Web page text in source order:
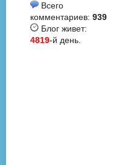
Всего
комментариев: 939
Блог живет:
4819-й день.